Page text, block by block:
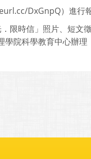
DxGnpQ）進行
限時信」照片、短文
學院科學教育中心辦